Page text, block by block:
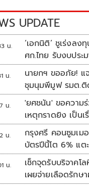
UPDATE
น.
‘เอกนิติ’ ชูเร่งล
ศก.ไทย รับงบปร
งัด5Tปูพรมโตยาว
น.
นายกฯ ขออภัย! แ
ชุมนุมพีมูฟ รมต.ติด
กัน ยันพร้อมคุยห
น.
'ยศชนัน' ขอความ
เหตุกราดยิง เป็นเ
ทั้งประเทศ
น.
กรุงศรี คอนซูมเม
บัตรปีนี้โต 6% แต
น.
เช็กจุดรับบริจาคโ
เผยจ่ายเลือดรักษ
ยิงแล้ว 148 ยูนิต